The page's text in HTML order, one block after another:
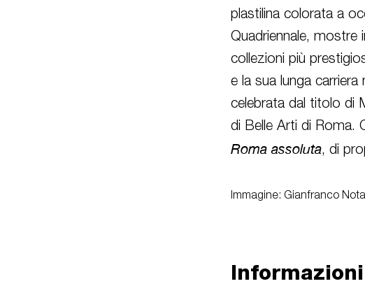
plastilina colorata a
Quadriennale,
collezioni più
e la sua lunga
celebrata dal titolo di
di Belle Arti di Roma.
Roma assoluta, di
Immagine: Gianfranco
Informazioni